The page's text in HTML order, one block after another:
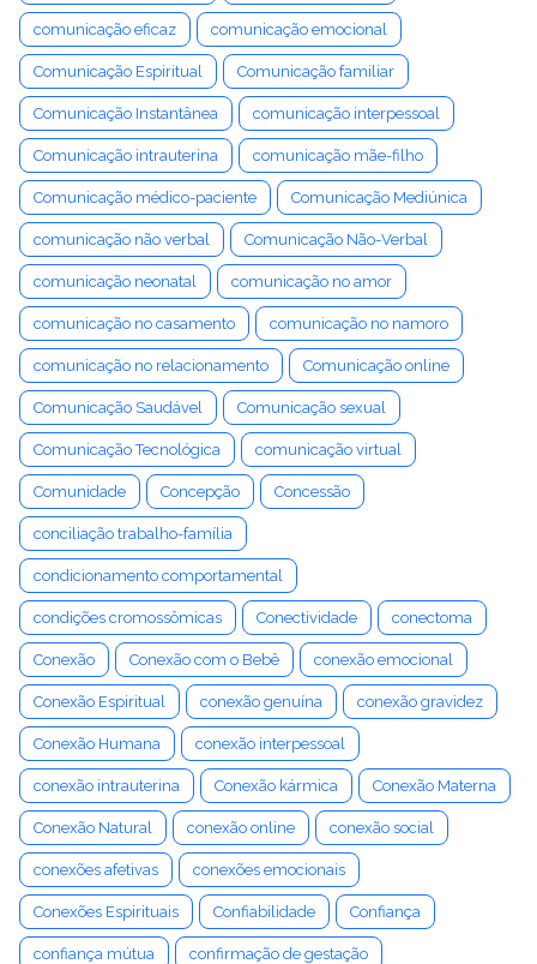
comunicação eficaz comunicação emocional
Comunicação Espiritual Comunicação familiar
Comunicação Instantânea comunicação interpessoal
Comunicação intrauterina comunicação mãe-filho
Comunicação médico-paciente Comunicação Mediúnica
comunicação não verbal Comunicação Não-Verbal
comunicação neonatal comunicação no amor
comunicação no casamento comunicação no namoro
comunicação no relacionamento Comunicação online
Comunicação Saudável Comunicação sexual
Comunicação Tecnológica comunicação virtual
Comunidade Concepção Concessão
conciliação trabalho-família
condicionamento comportamental
condições cromossômicas Conectividade conectoma
Conexão Conexão com o Bebê conexão emocional
Conexão Espiritual conexão genuína conexão gravidez
Conexão Humana conexão interpessoal
conexão intrauterina Conexão kármica Conexão Materna
Conexão Natural conexão online conexão social
conexões afetivas conexões emocionais
Conexões Espirituais Confiabilidade Confiança
confiança mútua confirmação de gestação